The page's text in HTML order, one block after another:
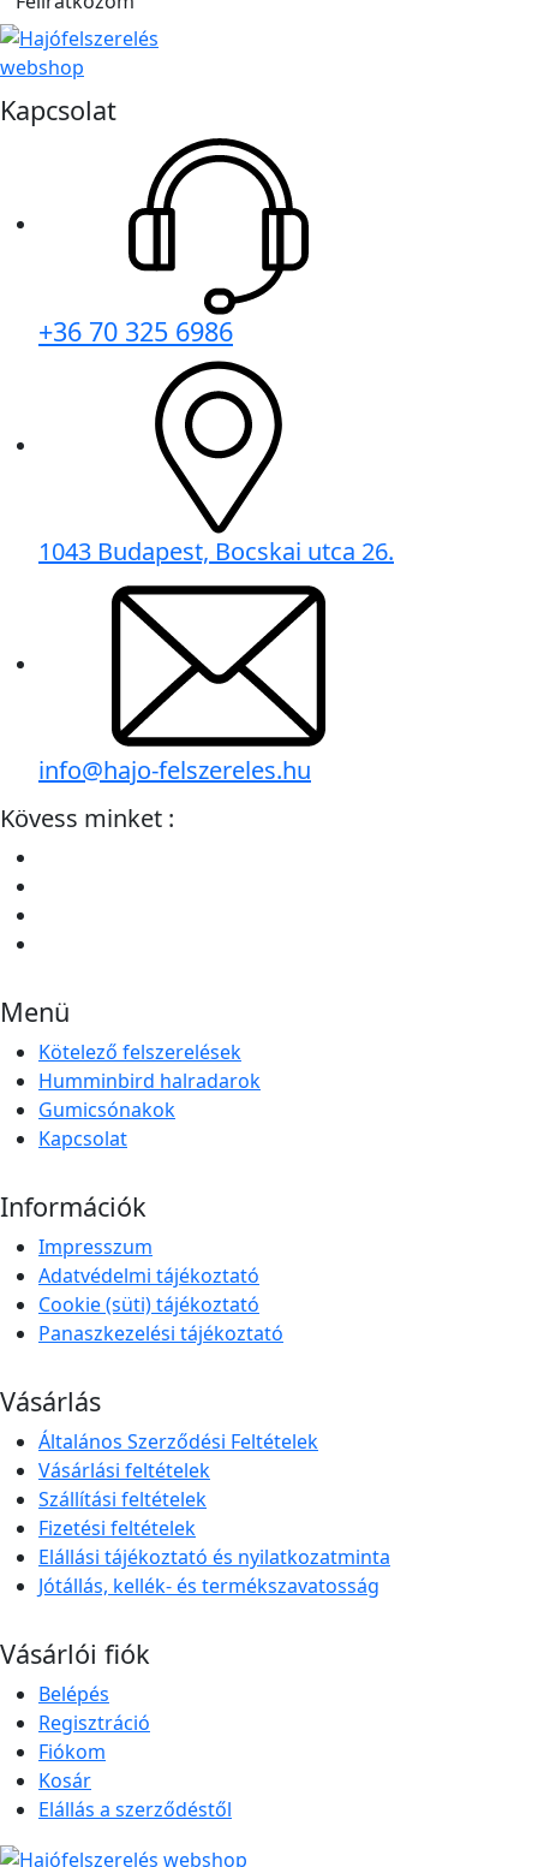
Kapcsolat
+36 70 325 6986
1043 Budapest, Bocskai utca 26.
info@hajo-felszereles.hu
Kövess minket :
Menü
Kötelező felszerelések
Humminbird halradarok
Gumicsónakok
Kapcsolat
Információk
Impresszum
Adatvédelmi tájékoztató
Cookie (süti) tájékoztató
Panaszkezelési tájékoztató
Vásárlás
Általános Szerződési Feltételek
Vásárlási feltételek
Szállítási feltételek
Fizetési feltételek
Elállási tájékoztató és nyilatkozatminta
Jótállás, kellék- és termékszavatosság
Vásárlói fiók
Belépés
Regisztráció
Fiókom
Kosár
Elállás a szerződéstől